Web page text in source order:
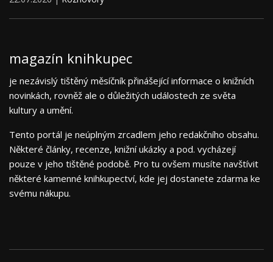
magazín knihkupec
je nezávislý tištěný měsíčník přinášející informace o knižních
novinkách, rovněž ale o důležitých událostech ze světa
kultury a umění.
Tento portál je neúplným zrcadlem jeho redakčního obsahu.
Některé články, recenze, knižní ukázky a pod. vycházejí
pouze v jeho tištěné podobě. Pro tu ovšem musíte navštívit
některé kamenné knihkupectví, kde jej dostanete zdarma ke
svému nákupu.